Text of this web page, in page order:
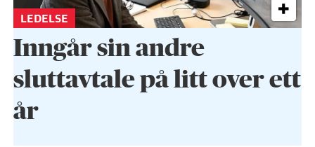
LEDELSE
Inngår sin andre
sluttavtale på litt over ett
år